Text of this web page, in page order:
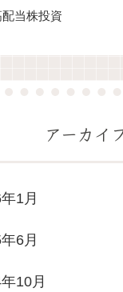
配当株投資
アーカイ
1月
6月
10月